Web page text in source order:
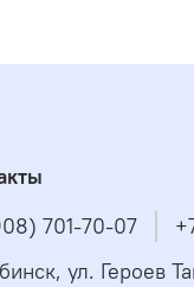
701-70-07
ул. Героев